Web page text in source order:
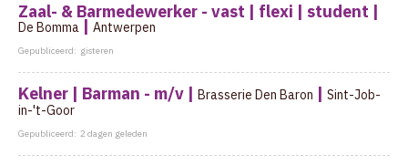
Zaal- & Barmedewerker - vast | flexi | student |
De Bomma | Antwerpen
Gepubliceerd: gisteren
Kelner | Barman - m/v | Brasserie Den Baron | Sint-Job-
in-'t-Goor
Gepubliceerd: 2 dagen geleden